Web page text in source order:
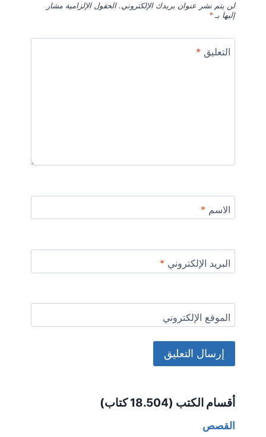
لن يتم نشر عنوان بريدك الإلكتروني. الحقول الإلزامية مشار
إليها بـ*
التعليق *
الاسم *
البريد الإلكتروني *
الموقع الإلكتروني
أقسام الكتب (18.504 كتاب)
القصص